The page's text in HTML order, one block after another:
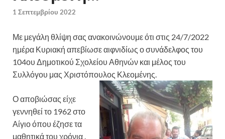
1 Σεπτεμβρίου 2022
Με μεγάλη θλίψη σας ανακοινώνουμε ότι στις 24/7/2022
ημέρα Κυριακή απεβίωσε αιφνιδίως ο συνάδελφος του
104ου Δημοτικού Σχολείου Αθηνών και μέλος του
Συλλόγου μας Χριστόπουλος Κλεομένης.
Ο αποβιώσας είχε
γεννηθεί το 1962 στο
Αίγιο όπου έζησε τα
μαθητικά του χρόνια .